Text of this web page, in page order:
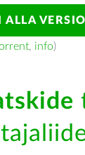
ALLA
, info)